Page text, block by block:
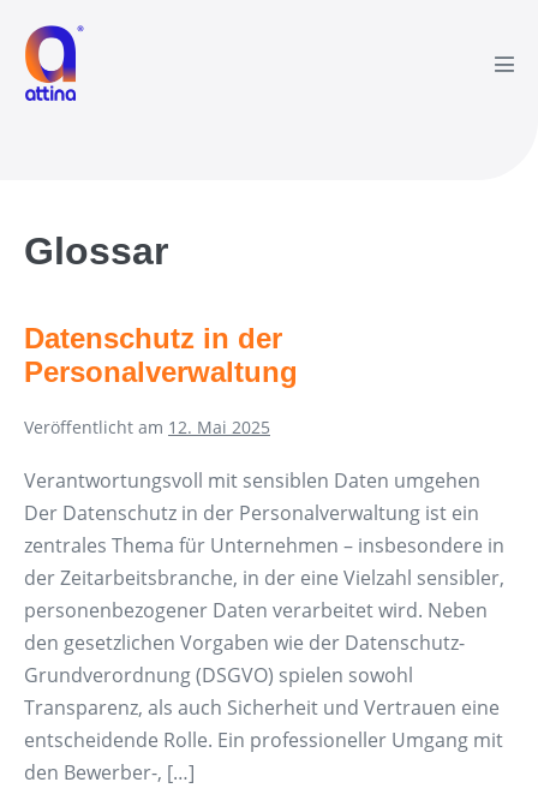
Inhalt
springen
Glossar
Datenschutz in der
Personalverwaltung
Veröffentlicht am 12. Mai 2025
Verantwortungsvoll mit sensiblen Daten umgehen
Der Datenschutz in der Personalverwaltung ist ein
zentrales Thema für Unternehmen – insbesondere in
der Zeitarbeitsbranche, in der eine Vielzahl sensibler,
personenbezogener Daten verarbeitet wird. Neben
den gesetzlichen Vorgaben wie der Datenschutz-
Grundverordnung (DSGVO) spielen sowohl
Transparenz, als auch Sicherheit und Vertrauen eine
entscheidende Rolle. Ein professioneller Umgang mit
den Bewerber-, […]